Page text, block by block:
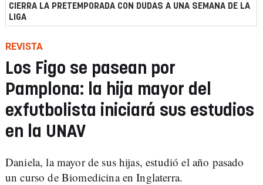
CIERRA LA PRETEMPORADA CON DUDAS A UNA SEMANA DE LA
LIGA
REVISTA
Los Figo se pasean por
Pamplona: la hija mayor del
exfutbolista iniciará sus estudios
en la UNAV
Daniela, la mayor de sus hijas, estudió el año pasado
un curso de Biomedicina en Inglaterra.